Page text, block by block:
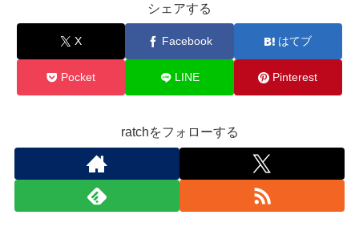
シェアする
X Facebook はてブ
Pocket LINE Pinterest
ratchをフォローする